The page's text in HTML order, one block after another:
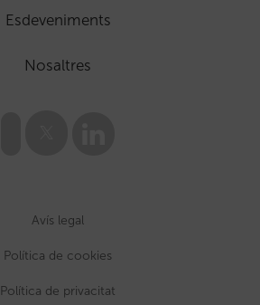
Esdeveniments
Nosaltres
Avís legal
Política de cookies
Política de privacitat